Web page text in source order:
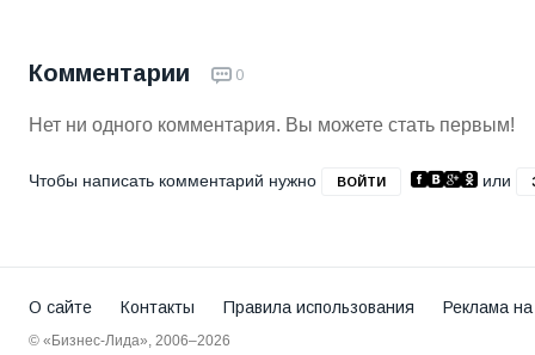
Комментарии 0
Нет ни одного комментария. Вы можете стать первым!
Чтобы написать комментарий нужно ВОЙТИ или
О сайте Контакты Правила использования Реклама
© «Бизнес-Лида», 2006–2026